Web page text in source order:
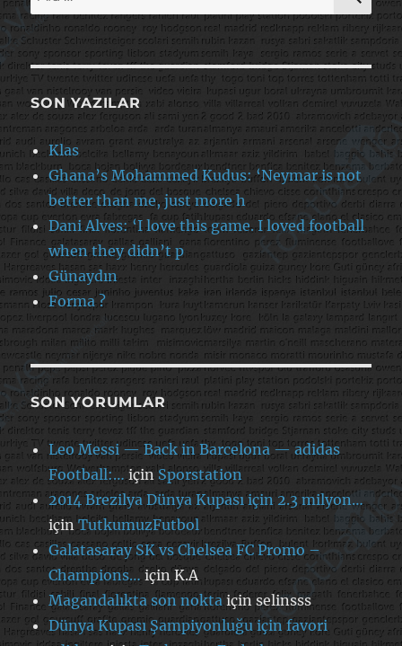
SON YAZILAR
Klas
Ghana’s Mohammed Kudus: ‘Neymar is not
better than me, just more h
Dani Alves: ‘I love this game. I loved football
when they didn’t p
Günaydın
Forma ?
SON YORUMLAR
Leo Messi — Back in Barcelona — adidas
Football:…için Sporstation
2014 Brezilya Dünya Kupası için 2.3 milyon…
içinTutkumuzFutbol
Galatasaray SK vs Chelsea FC Promo –
Champions…içinK.A
Magandalıkta son noktaiçinselinsss
Dünya Kupası Şampiyonluğu için favori